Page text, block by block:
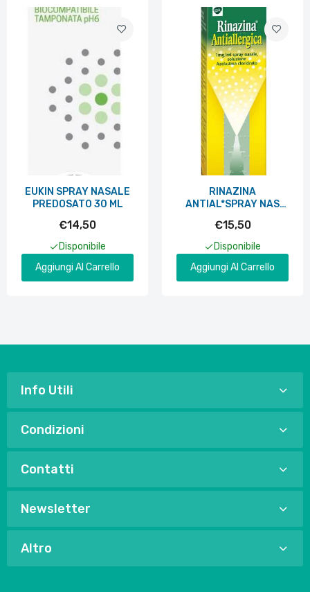
€15,50
EUKIN SPRAY NASALE
PREDOSATO 30 ML
€14,50
Disponibile
Aggiungi Al Carrello
RINAZINA
ANTIAL*SPRAY NAS
€15,50
Disponibile
Aggiungi Al Carrello
Info Utili
Condizioni
Contatti
Newsletter
Altro